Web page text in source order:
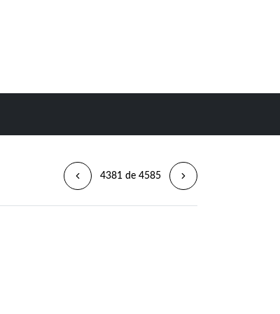
4381 de 4585